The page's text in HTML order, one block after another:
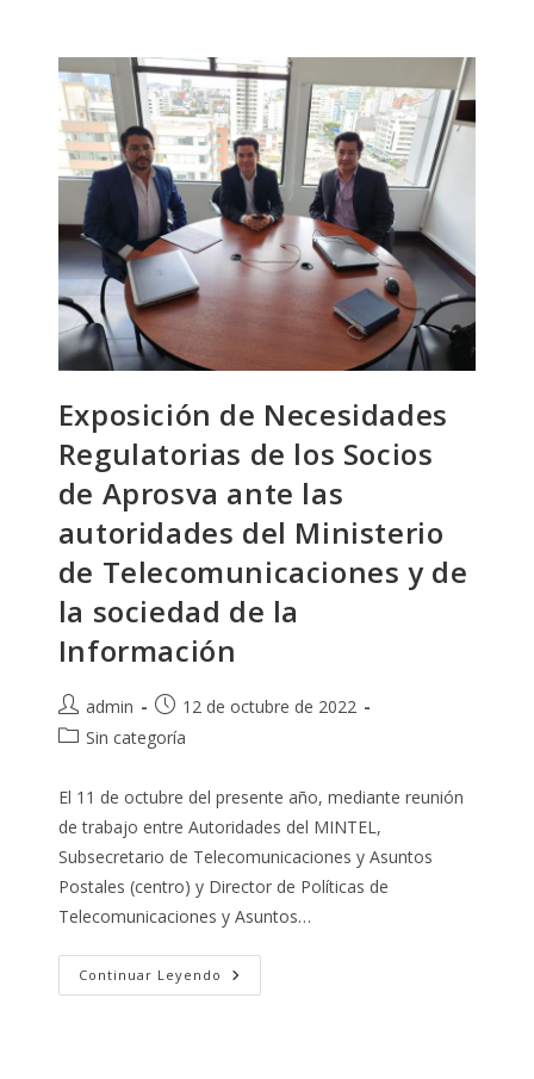
2022
Exposición de Necesidades
Regulatorias de los Socios
de Aprosva ante las
autoridades del Ministerio
de Telecomunicaciones y de
la sociedad de la
Información
Autor
de
admin
Publicación
de
la
12 de octubre de 2022
Categoría
la
Sin categoría
El 11 de octubre del presente año, mediante reunión
de trabajo entre Autoridades del MINTEL,
Subsecretario de Telecomunicaciones y Asuntos
Postales (centro) y Director de Políticas de
Telecomunicaciones y Asuntos…
Continuar Leyendo Exposición
De